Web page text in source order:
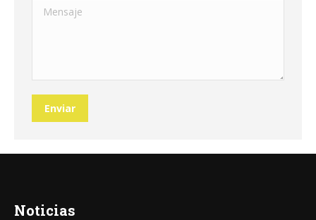
Mensaje
Enviar
Noticias